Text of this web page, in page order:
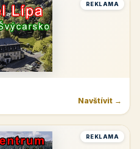
REKLAMA
Navštívit →
REKLAMA